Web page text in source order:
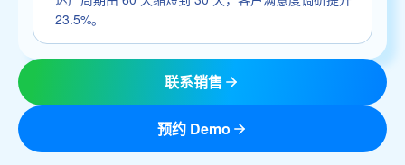
23.5%。
联系销售
预约 Demo